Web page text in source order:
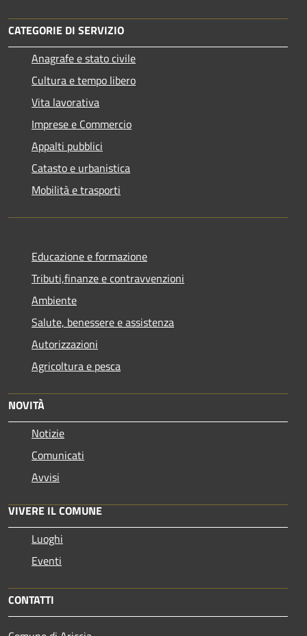
CATEGORIE DI SERVIZIO
Anagrafe e stato civile
Cultura e tempo libero
Vita lavorativa
Imprese e Commercio
Appalti pubblici
Catasto e urbanistica
Mobilità e trasporti
Educazione e formazione
Tributi,finanze e contravvenzioni
Ambiente
Salute, benessere e assistenza
Autorizzazioni
Agricoltura e pesca
NOVITÀ
Notizie
Comunicati
Avvisi
VIVERE IL COMUNE
Luoghi
Eventi
CONTATTI